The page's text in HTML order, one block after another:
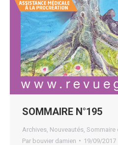
SOMMAIRE N°195
Archives Nouveautés Sommaire
Par bouvier damien 19/09/2017